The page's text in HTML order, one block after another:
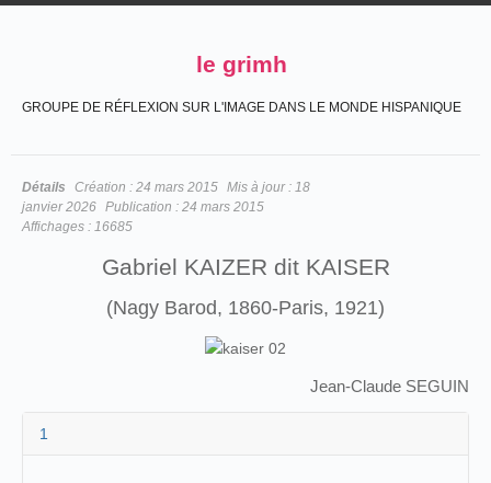
le grimh
GROUPE DE RÉFLEXION SUR L'IMAGE DANS LE MONDE HISPANIQUE
Détails Création : 24 mars 2015 Mis à jour : 18
janvier 2026 Publication : 24 mars 2015
Affichages : 16685
Gabriel KAIZER dit KAISER
(Nagy Barod, 1860-Paris, 1921)
Jean-Claude SEGUIN
1